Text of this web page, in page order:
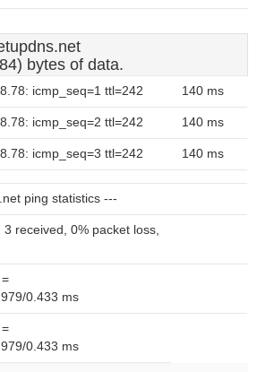
bytes of data.
icmp_seq=1 ttl=242 140 ms
icmp_seq=2 ttl=242 140 ms
icmp_seq=3 ttl=242 140 ms
ping statistics ---
received, 0% packet loss,
0.433 ms
0.433 ms